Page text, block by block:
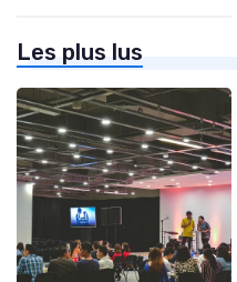
Les plus lus